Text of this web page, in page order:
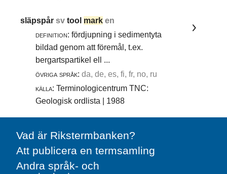
släpspårsvtool mark en
definition: fördjupning i sedimentyta
bildad genom att föremål, t.ex.
bergartspartikel ell ...
övriga språk: da, de, es, fi, fr, no, ru
källa: Terminologicentrum TNC:
Geologisk ordlista | 1988
Vad är Rikstermbanken?
Att publicera en termsamling
Andra språk- och